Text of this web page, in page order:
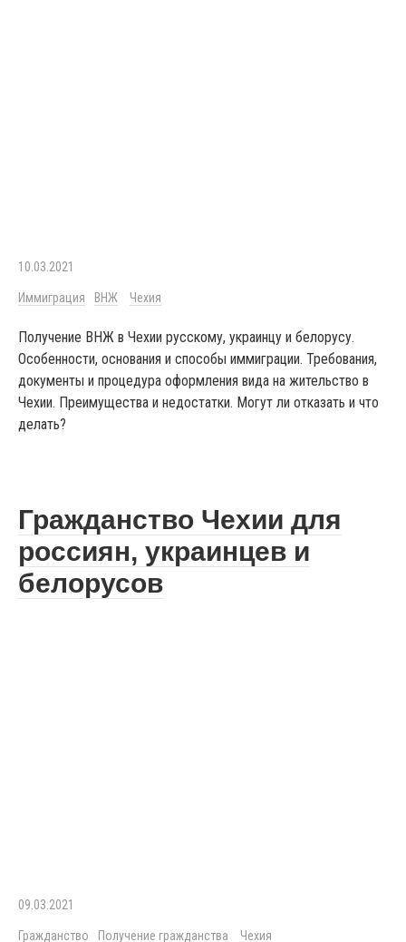
10.03.2021
Иммиграция ВНЖ Чехия
Получение ВНЖ в Чехии русскому, украинцу и белорусу.
Особенности, основания и способы иммиграции. Требования,
документы и процедура оформления вида на жительство в
Чехии. Преимущества и недостатки. Могут ли отказать и что
делать?
Гражданство Чехии для
россиян, украинцев и
белорусов
09.03.2021
Гражданство Получение гражданства Чехия